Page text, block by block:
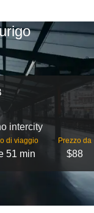
intercity
di viaggio
51 min
Prezzo da
$88